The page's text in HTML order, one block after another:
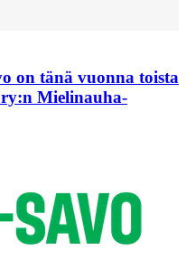
on tänä vuonna toista
Mielinauha-